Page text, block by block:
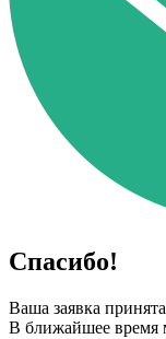
Спасибо!
Ваша заявка
В ближайшее время